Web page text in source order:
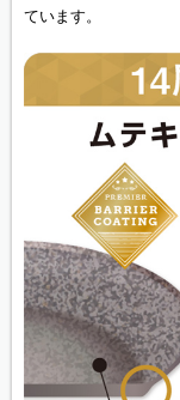
ています。